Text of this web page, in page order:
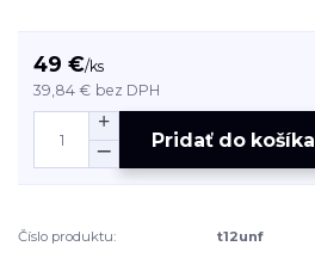
49 €/ks
39,84 € bez DPH
Pridať do košíka
Číslo produktu: t12unf